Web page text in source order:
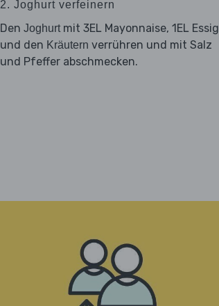
2. Joghurt verfeinern
Den Joghurtmit 3EL Mayonnaise, 1EL Essig
und den Kräutern verrühren und mit Salz
und Pfeffer abschmecken.